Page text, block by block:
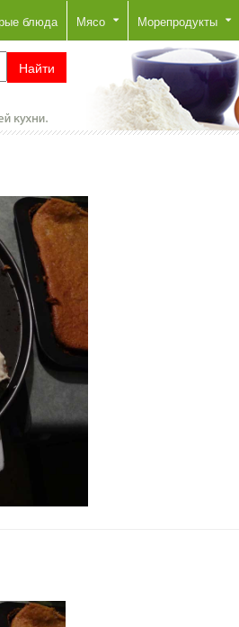
блюда Мясо Морепродукты